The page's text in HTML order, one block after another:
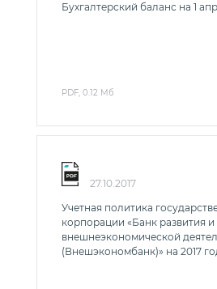
Бухгалтерский баланс на 1
PDF, 0.12 Мб
27.10.2017
Учетная политика
корпорации «Банк развития и
внешнеэкономической
(Внешэкономбанк)» на 2017